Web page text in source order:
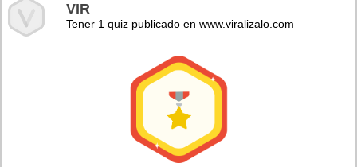
VIR
Tener 1 quiz publicado en www.viralizalo.com